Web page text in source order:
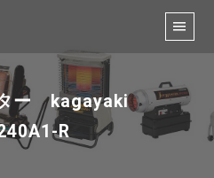
ター kagayaki
R